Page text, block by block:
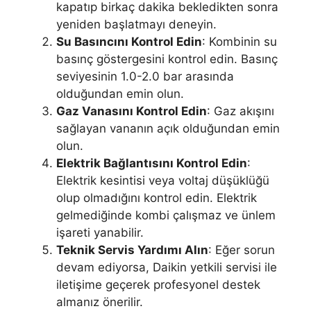
kapatıp birkaç dakika bekledikten sonra
yeniden başlatmayı deneyin.
Su Basıncını Kontrol Edin: Kombinin su
basınç göstergesini kontrol edin. Basınç
seviyesinin 1.0-2.0 bar arasında
olduğundan emin olun.
Gaz Vanasını Kontrol Edin: Gaz akışını
sağlayan vananın açık olduğundan emin
olun.
Elektrik Bağlantısını Kontrol Edin:
Elektrik kesintisi veya voltaj düşüklüğü
olup olmadığını kontrol edin. Elektrik
gelmediğinde kombi çalışmaz ve ünlem
işareti yanabilir.
Teknik Servis Yardımı Alın: Eğer sorun
devam ediyorsa, Daikin yetkili servisi ile
iletişime geçerek profesyonel destek
almanız önerilir.